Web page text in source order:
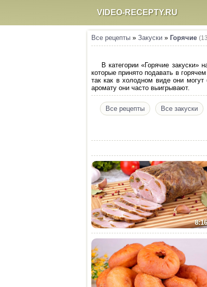
VIDEO-RECEPTY.RU
Все рецепты » Закуски » Горячие
В категории «Горячие
которые принято подавать в
так как в холодном виде они
аромату они часто выигрывают.
Все рецепты Все закуски